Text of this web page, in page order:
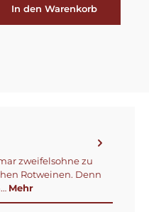
In den Warenkorb
zweifelsohne zu
Rotweinen. Denn
Mehr